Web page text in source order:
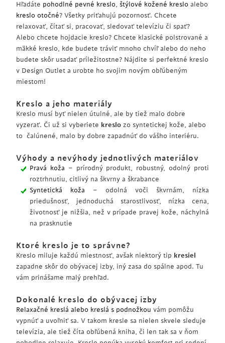
Hľadáte pohodlné pevné kreslo, štýlové kožené kreslo alebo
kreslo otočné? Všetky priťahujú pozornosť. Chcete
relaxovať, čítať si, pracovať, sledovať televíziu či spať?
Alebo chcete hojdacie kreslo? Chcete klasické polstrované a
mäkké kreslo, kde budete tráviť mnoho chvíľ alebo do neho
budete skôr usadať príležitostne? Nájdite si perfektné kreslo
v Design Outlet a urobte ho svojim novým obľúbeným
miestom!
Kreslo a jeho materiály
Kreslo musí byť nielen útulné, ale by tiež malo dobre
vyzerať. Či už si vyberiete kreslo zo syntetickej kože, alebo
to čalúnené, malo by dobre zapadnúť do vášho interiéru.
Výhody a nevýhody jednotlivých materiálov
Pravá koža – prírodný produkt, robustný, odolný proti
roztrhnutiu, citlivý na škvrny a škrabance
Syntetická koža – odolná voči škvrnám, nízka
priedušnosť, jednoduchá starostlivosť, nízka cena,
životnosť je nižšia, než v prípade pravej kože, náchylná
na prasknutie
Ktoré kreslo je to správne?
Kreslo miluje každú miestnosť, avšak niektorý tip kresiel
zapadne skôr do obývacej izby, iný zasa do spálne apod. Tu
vám prinášame malý prehľad.
Dokonalé kreslo do obývacej izby
Relaxačné kreslá alebo kreslá s podnožkou vám pomôžu
vypnúť a uvoľniť sa. V takom kresle sa nielen skvele sleduje
televízia, ale tiež číta obľúbená kniha, či len tak sa v ňom